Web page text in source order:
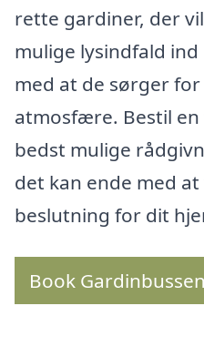
rette gardiner, der
mulige lysindfald
med at de sørger
atmosfære. Bestil
bedst mulige
det kan ende med
beslutning for dit
Book